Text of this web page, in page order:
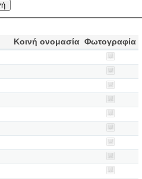
Κοινή ονομασία Φωτογραφία